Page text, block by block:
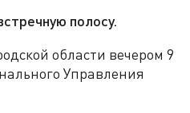
полосу.
области вечером 9
Управления